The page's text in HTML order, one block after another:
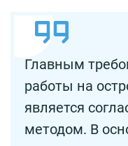
Главным
работы на
является
методом. В